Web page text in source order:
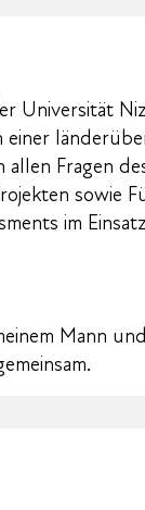
Universität
einer
Fragen
sowie
im
Mann